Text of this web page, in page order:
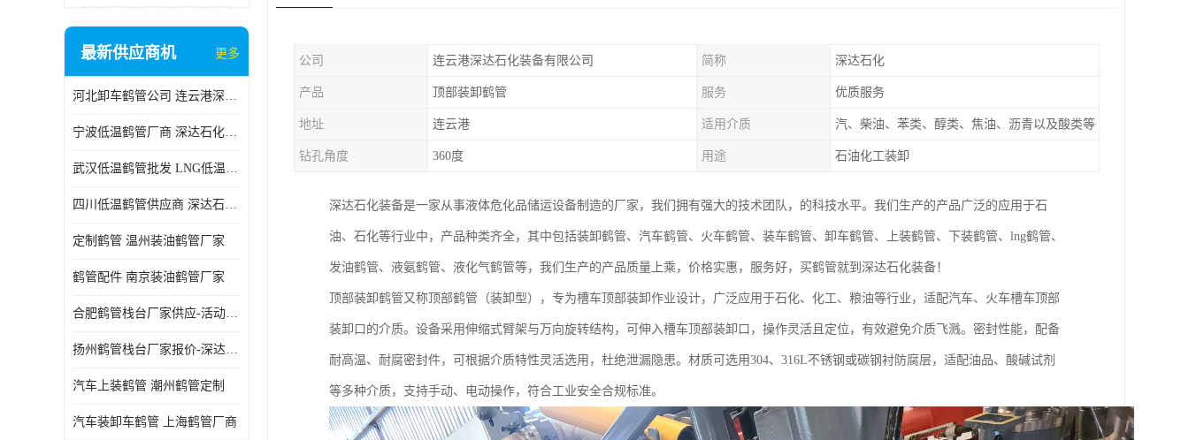
最新供应商机 更多
河北卸车鹤管公司 连云港深达石化装备有限公司
宁波低温鹤管厂商 深达石化装备有限公司
武汉低温鹤管批发 LNG低温鹤管生产商
四川低温鹤管供应商 深达石化装备
定制鹤管 温州装油鹤管厂家
鹤管配件 南京装油鹤管厂家
合肥鹤管栈台厂家供应-活动梯栈台厂商
扬州鹤管栈台厂家报价-深达石化装备有限公司
汽车上装鹤管 潮州鹤管定制
汽车装卸车鹤管 上海鹤管厂商
公司 连云港深达石化装备有限公司 简称 深达石化
产品 顶部装卸鹤管 服务 优质服务
地址 连云港 适用介质 汽、柴油、苯类、醇类、焦油、沥青以及酸类等
钻孔角度 360度 用途 石油化工装卸
深达石化装备是一家从事液体危化品储运设备制造的厂家，我们拥有强大的技术团队，的科技水平。我们生产的产品广泛的应用于石
油、石化等行业中，产品种类齐全，其中包括装卸鹤管、汽车鹤管、火车鹤管、装车鹤管、卸车鹤管、上装鹤管、下装鹤管、lng鹤管、
发油鹤管、液氨鹤管、液化气鹤管等，我们生产的产品质量上乘，价格实惠，服务好，买鹤管就到深达石化装备！
顶部装卸鹤管又称顶部鹤管（装卸型），专为槽车顶部装卸作业设计，广泛应用于石化、化工、粮油等行业，适配汽车、火车槽车顶部
装卸口的介质。设备采用伸缩式臂架与万向旋转结构，可伸入槽车顶部装卸口，操作灵活且定位，有效避免介质飞溅。密封性能，配备
耐高温、耐腐密封件，可根据介质特性灵活选用，杜绝泄漏隐患。材质可选用304、316L不锈钢或碳钢衬防腐层，适配油品、酸碱试剂
等多种介质，支持手动、电动操作，符合工业安全合规标准。